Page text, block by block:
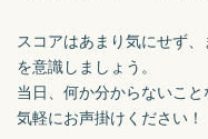
スコアはあまり気にせず
を意識しましょう。
当日、何か分からないこ
気軽にお声掛けください！